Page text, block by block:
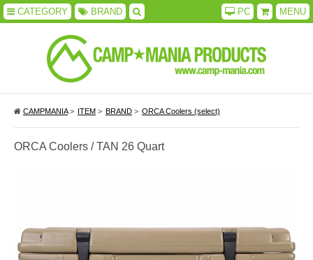
CATEGORY BRAND MENU
PC
CAMPMANIA> ITEM > BRAND > ORCA Coolers (select)
ORCA Coolers / TAN 26 Quart